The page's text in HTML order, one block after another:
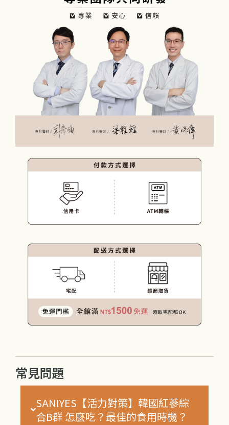
常見問題
SANIYES【活力對策】韓國紅蔘綜
合B群 怎麼吃？最佳的食用時機？